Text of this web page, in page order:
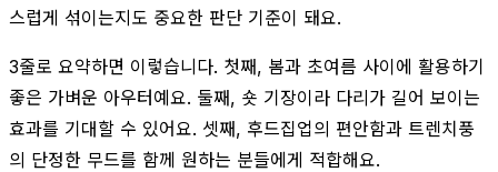
스럽게 섞이는지도 중요한 판단 기준이 돼요.
3줄로 요약하면 이렇습니다. 첫째, 봄과 초여름 사이에 활용하기
좋은 가벼운 아우터예요. 둘째, 숏 기장이라 다리가 길어 보이는
효과를 기대할 수 있어요. 셋째, 후드집업의 편안함과 트렌치풍
의 단정한 무드를 함께 원하는 분들에게 적합해요.